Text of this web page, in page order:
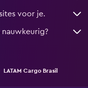
voor je.
nauwkeurig?
LATAM Cargo Brasil